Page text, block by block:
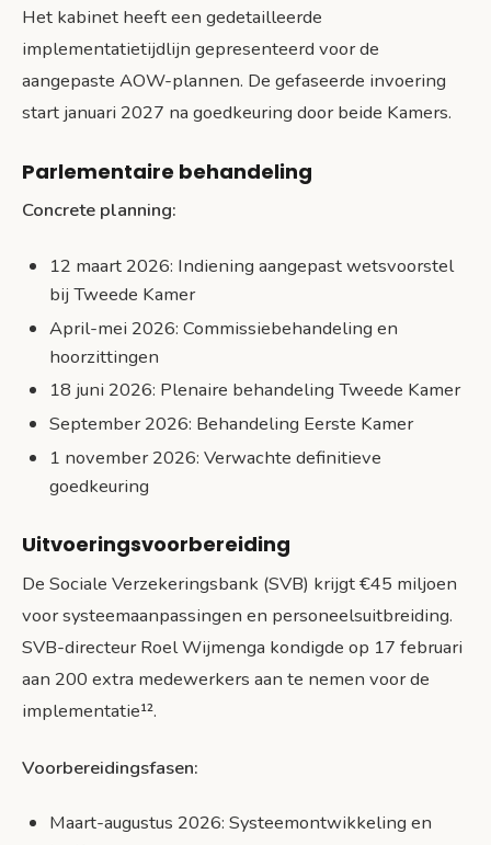
Het kabinet heeft een gedetailleerde
implementatietijdlijn gepresenteerd voor de
aangepaste AOW-plannen. De gefaseerde invoering
start januari 2027 na goedkeuring door beide Kamers.
Parlementaire behandeling
Concrete planning:
12 maart 2026: Indiening aangepast wetsvoorstel
bij Tweede Kamer
April-mei 2026: Commissiebehandeling en
hoorzittingen
18 juni 2026: Plenaire behandeling Tweede Kamer
September 2026: Behandeling Eerste Kamer
1 november 2026: Verwachte definitieve
goedkeuring
Uitvoeringsvoorbereiding
De Sociale Verzekeringsbank (SVB) krijgt €45 miljoen
voor systeemaanpassingen en personeelsuitbreiding.
SVB-directeur Roel Wijmenga kondigde op 17 februari
aan 200 extra medewerkers aan te nemen voor de
implementatie¹².
Voorbereidingsfasen:
Maart-augustus 2026: Systeemontwikkeling en